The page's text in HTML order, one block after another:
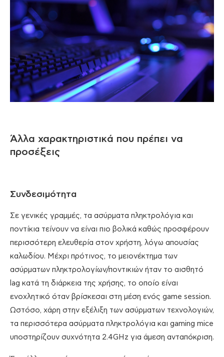
Άλλα χαρακτηριστικά που πρέπει να
προσέξεις
Συνδεσιμότητα
Σε γενικές γραμμές, τα ασύρματα πληκτρολόγια και
ποντίκια τείνουν να είναι πιο βολικά καθώς προσφέρουν
περισσότερη ελευθερία στον χρήστη, λόγω απουσίας
καλωδίου. Μέχρι πρότινος, το μειονέκτημα των
ασύρματων πληκτρολογίων/ποντικιών ήταν το αισθητό
lag κατά τη διάρκεια της χρήσης, το οποίο είναι
ενοχλητικό όταν βρίσκεσαι στη μέση ενός game session.
Ωστόσο, χάρη στην εξέλιξη των ασύρματων τεχνολογιών,
τα περισσότερα ασύρματα πληκτρολόγια και gaming mice
υποστηρίζουν συχνότητα 2.4GHz για άμεση ανταπόκριση.